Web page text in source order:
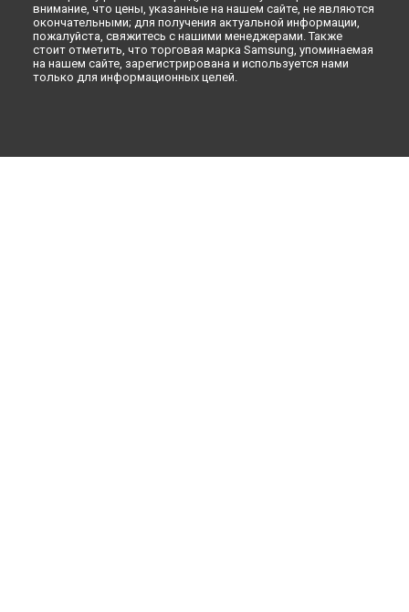
внимание, что цены, указанные на нашем сайте, не являются
окончательными; для получения актуальной информации,
пожалуйста, свяжитесь с нашими менеджерами. Также
стоит отметить, что торговая марка Samsung, упоминаемая
на нашем сайте, зарегистрирована и используется нами
только для информационных целей.